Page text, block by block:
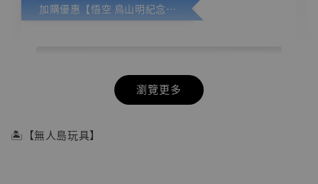
加購優惠【悟空 鳥山明紀念款 [奇蹟工作室]】
瀏覽更多
🏝【無人島玩具】